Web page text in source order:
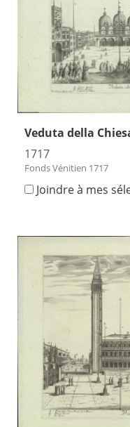
Veduta della
1717
Fonds Vénitien 1717
Joindre à mes